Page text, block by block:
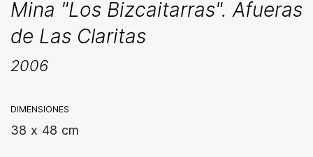
Mina "Los Bizcaitarras". Afueras
de Las Claritas
2006
DIMENSIONES
38 x 48 cm